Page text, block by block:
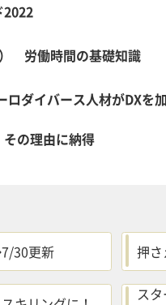
2022
労働時間の基礎知識
ダイバース人材がDXを
その理由に納得
30更新 押
ス